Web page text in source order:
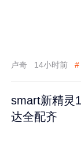
卢奇 14小时前 #
smart新精灵
达全配齐